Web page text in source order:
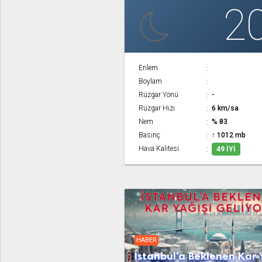
Enlem
Boylam
Rüzgar Yönü
-
Rüzgar Hızı
6 km/sa
Nem
% 83
Basınç
↑ 1012 mb
Hava Kalitesi
49 İYI
HABER
İstanbul'a Beklenen Kar